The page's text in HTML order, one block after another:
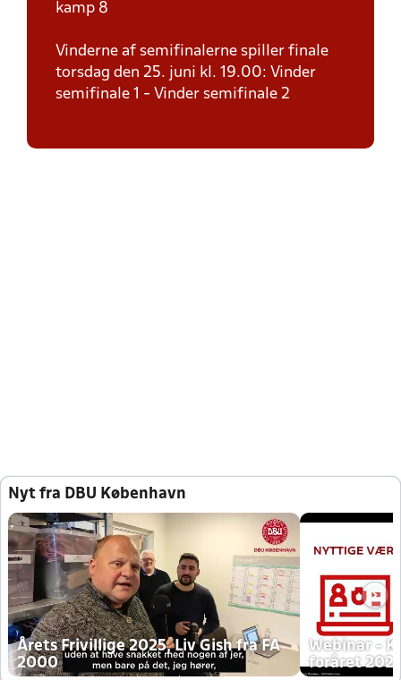
kamp 8
Vinderne af semifinalerne spiller finale
torsdag den 25. juni kl. 19.00: Vinder
semifinale 1 - Vinder semifinale 2
Nyt fra DBU København
Årets Frivillige 2025, Liv Gish fra FA
2000
Webinar -
foråret